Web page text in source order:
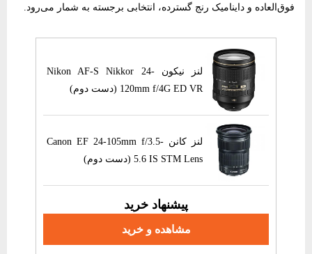
فوق‌العاده و داینامیک رنج گسترده، انتخابی برجسته به شمار می‌رود.
پیشنهاد خرید
مشاهده و خرید
لنز نیکون Nikon AF-S Nikkor 24-
120mm f/4G ED VR (دست دوم)
لنز کانن Canon EF 24-105mm f/3.5-
5.6 IS STM Lens (دست دوم)